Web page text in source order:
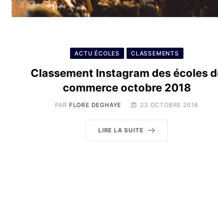
ACTU ÉCOLES CLASSEMENTS
Classement Instagram des écoles
commerce octobre 2018
PAR FLORE DEGHAYE 23 OCTOBRE 2018
LIRE LA SUITE